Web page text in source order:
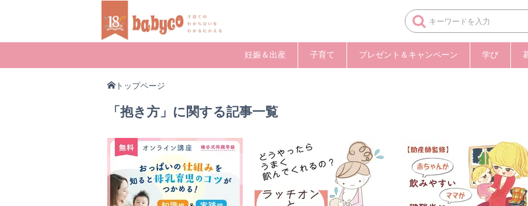
妊娠＆出産 子育て プレゼント＆キャンペーン 学び
トップページ
「抱き方」に関する記事一覧